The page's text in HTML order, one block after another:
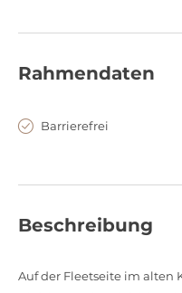
Rahmendaten
Barrierefrei
Beschreibung
Auf der Fleetseite im alten